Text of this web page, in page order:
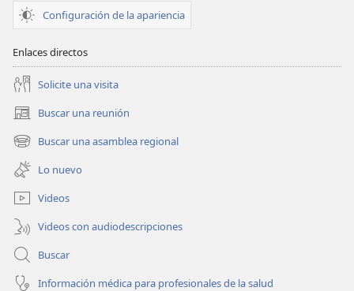
Configuración de la apariencia
Enlaces directos
Solicite una visita
Buscar una reunión
(abre
una
nueva
ventana)
Buscar una asamblea regional
(abre
una
nueva
ventana)
Lo nuevo
Videos
Videos con audiodescripciones
Buscar
Información médica para profesionales de la salud